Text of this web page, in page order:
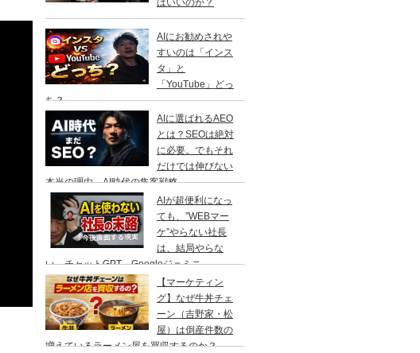
ばいいのか？
AIにお勧めされや
すいのは「インス
タ」と
「YouTube」どっ
ち？
AIに選ばれるAEO
とは？SEOは絶対
に必要。でもそれ
だけでは伸びない
本当の理由、AI時代の集客戦略
AIが超便利になっ
ても、”WEBマー
ケ”やらない社長
は、結局やらな
い。チャットGPT、Googleジェミニ
【マーケティン
グ】なぜ牛丼チェ
ーン（吉野家・松
屋）は倒産件数の
増えているラーメン屋を買収するのか？